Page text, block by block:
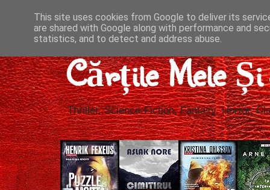
Cărțile Mele
Thriller, Science-Fiction, Fantasy, Horror,
This site uses cookies from Google to deliver its
are shared with Google along with performance and
statistics, and to detect and address abuse.